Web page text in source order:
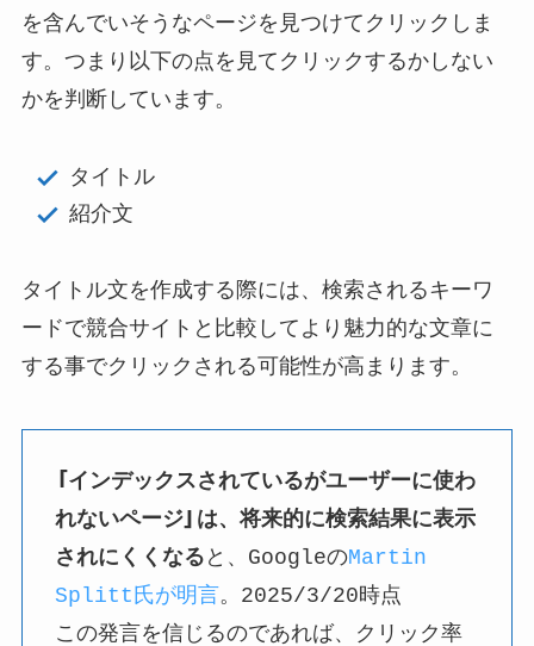
を含んでいそうなページを見つけてクリックしま
す。つまり以下の点を見てクリックするかしない
かを判断しています。
タイトル
紹介文
タイトル文を作成する際には、検索されるキーワ
ードで競合サイトと比較してより魅力的な文章に
する事でクリックされる可能性が高まります。
「インデックスされているがユーザーに使わ
れないページ」は、将来的に検索結果に表示
されにくくなる と、GoogleのMartin
Splitt氏が明言。2025/3/20時点
この発言を信じるのであれば、クリック率